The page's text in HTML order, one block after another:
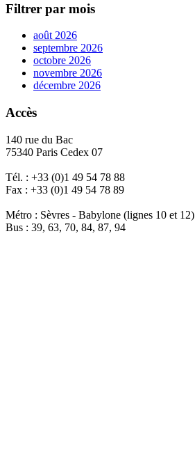
Filtrer par mois
août 2026
septembre 2026
octobre 2026
novembre 2026
décembre 2026
Accès
140 rue du Bac
75340 Paris Cedex 07
Tél. : +33 (0)1 49 54 78 88
Fax : +33 (0)1 49 54 78 89
Métro : Sèvres - Babylone (lignes 10 et 12)
Bus : 39, 63, 70, 84, 87, 94